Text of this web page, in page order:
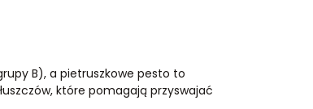
B), a pietruszkowe pesto to
które pomagają przyswajać